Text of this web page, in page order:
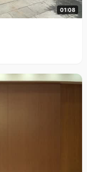
01:08